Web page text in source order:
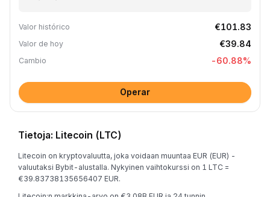
Valor histórico €101.83
Valor de hoy €39.84
Cambio -60.88%
Operar
Tietoja: Litecoin (LTC)
Litecoin on kryptovaluutta, joka voidaan muuntaa EUR (EUR) -
valuutaksi Bybit-alustalla. Nykyinen vaihtokurssi on 1 LTC =
€39.83738135656407 EUR.